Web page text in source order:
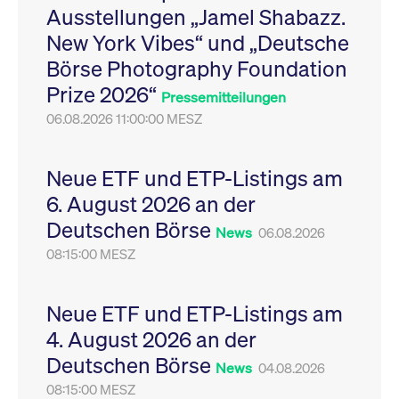
Ausstellungen „Jamel Shabazz.
New York Vibes“ und „Deutsche
Börse Photography Foundation
Prize 2026“ Pressemitteilungen
06.08.2026 11:00:00 MESZ
Neue ETF und ETP-Listings am
6. August 2026 an der
Deutschen Börse News 06.08.2026
08:15:00 MESZ
Neue ETF und ETP-Listings am
4. August 2026 an der
Deutschen Börse News 04.08.2026
08:15:00 MESZ
Leistung der Website
zu messen. Es handelt
sich um ein Muster-
Cookie, bei dem auf
das Präfix _pk_ses
eine kurze Reihe von
VISITOR_PRIVACY_METADATA
YouTube
.youtube.com
6
Monate
Dieses Cookie dient
Speicherung der
Einwilligungs- und
des Nutzers für ihre
Interaktion mit der
Sitzungen geehrt